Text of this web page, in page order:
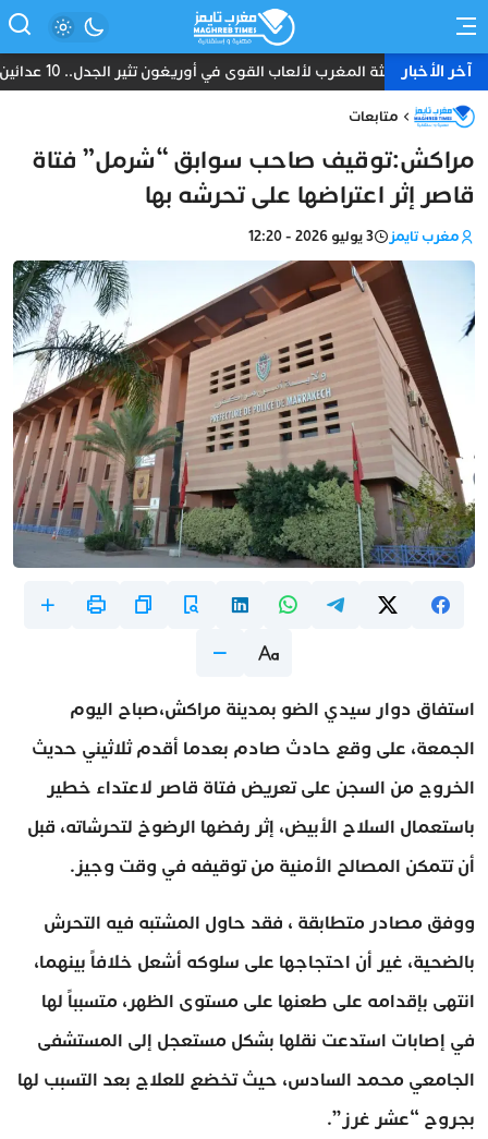
آخر الأخباربعثة المغرب لألعاب القوى في أوريغون تثير الجدل.. 10 عدائين ومدرب واحد دون طبيب أو إداري
متابعات
مراكش:توقيف صاحب سوابق “شرمل” فتاة
قاصر إثر اعتراضها على تحرشه بها
مغرب تايمز 3 يوليو 2026 - 12:20
استفاق دوار سيدي الضو بمدينة مراكش،صباح اليوم
الجمعة، على وقع حادث صادم بعدما أقدم ثلاثيني حديث
الخروج من السجن على تعريض فتاة قاصر لاعتداء خطير
باستعمال السلاح الأبيض، إثر رفضها الرضوخ لتحرشاته، قبل
أن تتمكن المصالح الأمنية من توقيفه في وقت وجيز.
ووفق مصادر متطابقة ، فقد حاول المشتبه فيه التحرش
بالضحية، غير أن احتجاجها على سلوكه أشعل خلافاً بينهما،
انتهى بإقدامه على طعنها على مستوى الظهر، متسبباً لها
في إصابات استدعت نقلها بشكل مستعجل إلى المستشفى
الجامعي محمد السادس، حيث تخضع للعلاج بعد التسبب لها
بجروح “عشر غرز”.